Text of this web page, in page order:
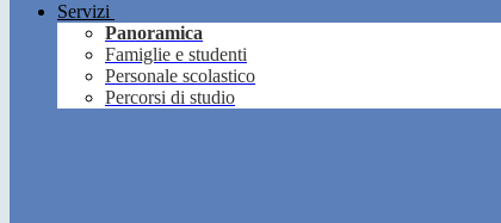
Servizi
Panoramica
Famiglie e studenti
Personale scolastico
Percorsi di studio